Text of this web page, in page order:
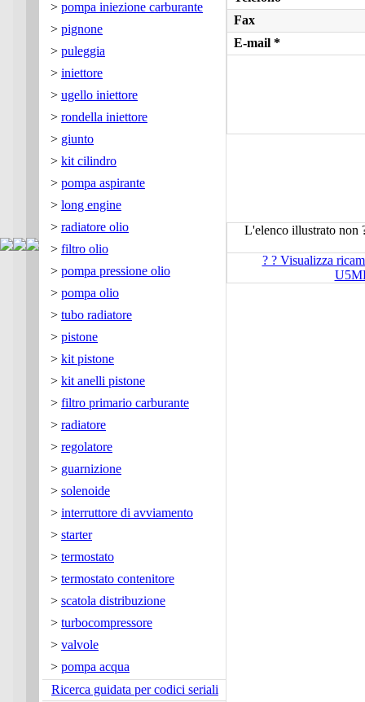
> pompa iniezione carburante
> pignone
> puleggia
> iniettore
> ugello iniettore
> rondella iniettore
> giunto
> kit cilindro
> pompa aspirante
> long engine
> radiatore olio
> filtro olio
> pompa pressione olio
> pompa olio
> tubo radiatore
> pistone
> kit pistone
> kit anelli pistone
> filtro primario carburante
> radiatore
> regolatore
> guarnizione
> solenoide
> interruttore di avviamento
> starter
> termostato
> termostato contenitore
> scatola distribuzione
> turbocompressore
> valvole
> pompa acqua
Ricerca guidata per codici seriali
Fax
E-mail *
L'elenco illustrato non
? ? Visualizza